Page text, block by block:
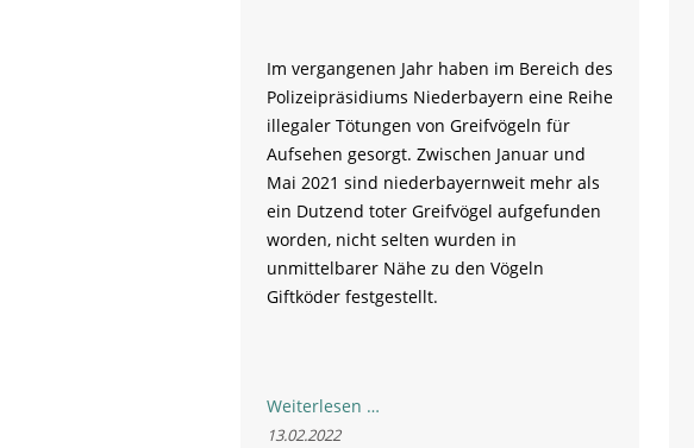
Im vergangenen Jahr haben im Bereich des
Polizeipräsidiums Niederbayern eine Reihe
illegaler Tötungen von Greifvögeln für
Aufsehen gesorgt. Zwischen Januar und
Mai 2021 sind niederbayernweit mehr als
ein Dutzend toter Greifvögel aufgefunden
worden, nicht selten wurden in
unmittelbarer Nähe zu den Vögeln
Giftköder festgestellt.
Weiterlesen …Polizei
13.02.2022